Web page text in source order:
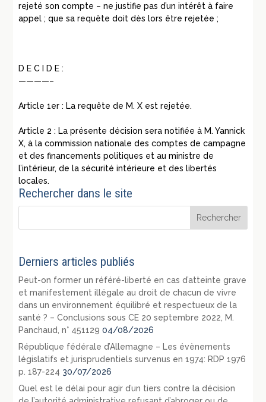
rejeté son compte – ne justifie pas d’un intérêt à faire
appel ; que sa requête doit dès lors être rejetée ;
D E C I D E :
————–
Article 1er : La requête de M. X est rejetée.
Article 2 : La présente décision sera notifiée à M. Yannick
X, à la commission nationale des comptes de campagne
et des financements politiques et au ministre de
l’intérieur, de la sécurité intérieure et des libertés
locales.
Rechercher dans le site
Derniers articles publiés
Peut-on former un référé-liberté en cas d’atteinte grave
et manifestement illégale au droit de chacun de vivre
dans un environnement équilibré et respectueux de la
santé ? – Conclusions sous CE 20 septembre 2022, M.
Panchaud, n° 451129 04/08/2026
République fédérale d’Allemagne – Les évènements
législatifs et jurisprudentiels survenus en 1974: RDP 1976
p. 187-224 30/07/2026
Quel est le délai pour agir d’un tiers contre la décision